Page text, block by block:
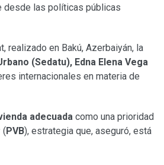
desde las políticas públicas
realizado en Bakú, Azerbaiyán, la
(Sedatu), Edna Elena Vega
internacionales en materia de
adecuada como una prioridad
( PVB), estrategia que, aseguró, está